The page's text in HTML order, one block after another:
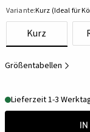
Variante:Kurz (Ideal für
Kurz
Größentabellen
Lieferzeit 1-3